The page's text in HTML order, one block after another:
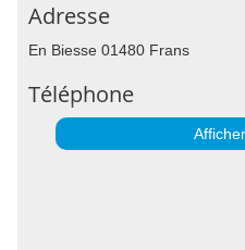
Adresse
En Biesse 01480 Frans
Téléphone